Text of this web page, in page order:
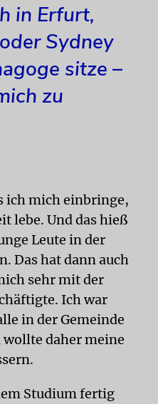
in Erfurt,
Sydney
sitze –
zu
ich mich einbringe,
lebe. Und das hieß
Leute in der
Das hat dann auch
sehr mit der
Ich war
in der Gemeinde
wollte daher meine
Studium fertig